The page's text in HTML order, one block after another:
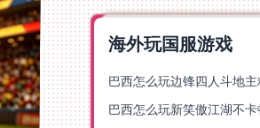
海外玩国服游戏